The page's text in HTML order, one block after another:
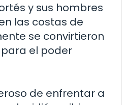
y sus hombres
las costas de
se convirtieron
el poder
de enfrentar a